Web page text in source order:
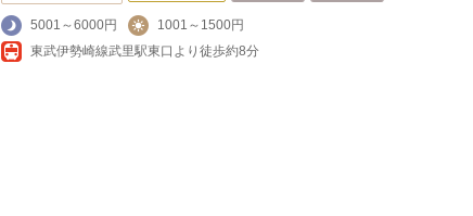
5001～6000円
1001～1500円
東武伊勢崎線武里駅東口より徒歩約8分